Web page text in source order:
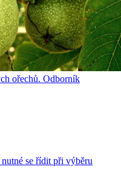
ořechů. Odborník
se řídit při výběru